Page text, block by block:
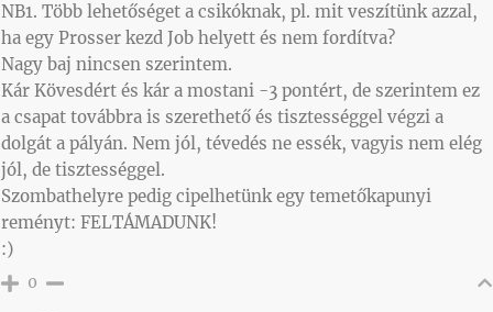
NB1. Több lehetőséget a csikóknak, pl. mit veszítünk azzal,
ha egy Prosser kezd Job helyett és nem fordítva?
Nagy baj nincsen szerintem.
Kár Kövesdért és kár a mostani -3 pontért, de szerintem ez
a csapat továbbra is szerethető és tisztességgel végzi a
dolgát a pályán. Nem jól, tévedés ne essék, vagyis nem elég
jól, de tisztességgel.
Szombathelyre pedig cipelhetünk egy temetőkapunyi
reményt: FELTÁMADUNK!
:)
0